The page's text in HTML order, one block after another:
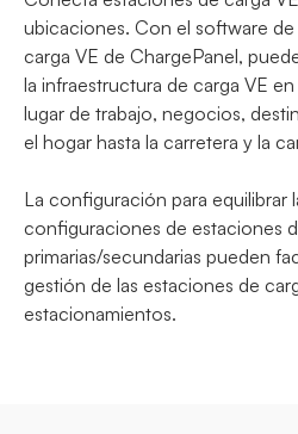
ubicaciones. Con el software
carga VE de ChargePanel,
la infraestructura de carga VE
lugar de trabajo, negocios,
el hogar hasta la carretera y la
La configuración para equilibrar
configuraciones de estaciones
primarias/secundarias pueden
gestión de las estaciones de
estacionamientos.